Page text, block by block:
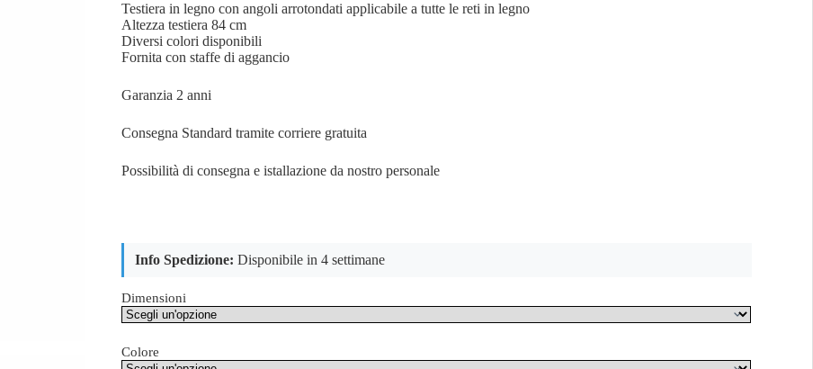
Testiera in legno con angoli arrotondati applicabile a tutte le reti in legno
Altezza testiera 84 cm
Diversi colori disponibili
Fornita con staffe di aggancio
Garanzia 2 anni
Consegna Standard tramite corriere gratuita
Possibilità di consegna e istallazione da nostro personale
Info Spedizione: Disponibile in 4 settimane
Dimensioni
Colore